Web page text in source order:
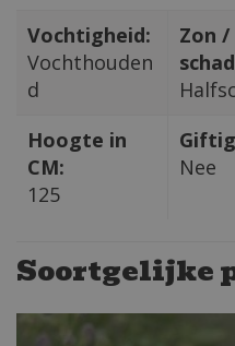
Vochtigheid:
Vochthouden
d
Zon /
Hoogte in
CM:
125
Nee
Soortgelijke